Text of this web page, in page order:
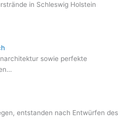
in Schleswig Holstein
sowie perfekte
entstanden nach Entwürfen des